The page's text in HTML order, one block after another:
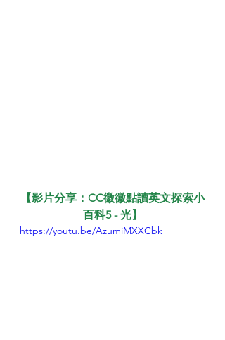
【影片分享： CC徽徽點讀英文探索小
百科5 - 光】
https://youtu.be/AzumiMXXCbk